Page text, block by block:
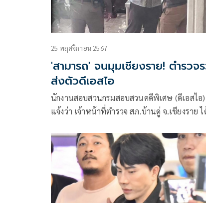
25 พฤศจิกายน 2567
'สามารถ' จนมุมเชียงราย! ตำรวจ
ส่งตัวดีเอสไอ
นักงานสอบสวนกรมสอบสวนคดีพิเศษ (ดีเอสไอ)
แจ้งว่า เจ้าหน้าที่ตำรวจ สภ.บ้านดู่ จ.เชียงราย